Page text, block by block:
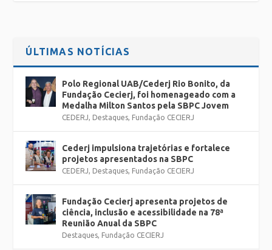
ÚLTIMAS NOTÍCIAS
Polo Regional UAB/Cederj Rio Bonito, da
Fundação Cecierj, foi homenageado com a
Medalha Milton Santos pela SBPC Jovem
CEDERJ, Destaques, Fundação CECIERJ
Cederj impulsiona trajetórias e fortalece
projetos apresentados na SBPC
CEDERJ, Destaques, Fundação CECIERJ
Fundação Cecierj apresenta projetos de
ciência, inclusão e acessibilidade na 78ª
Reunião Anual da SBPC
Destaques, Fundação CECIERJ